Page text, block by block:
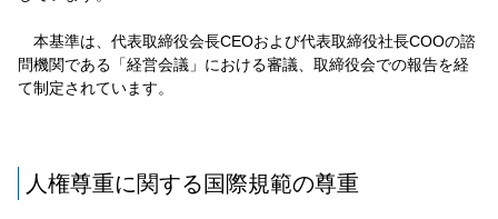
本基準は、代表取締役会長CEOおよび代表取締役社長COOの諮
問機関である「経営会議」における審議、取締役会での報告を経
て制定されています。
人権尊重に関する国際規範の尊重